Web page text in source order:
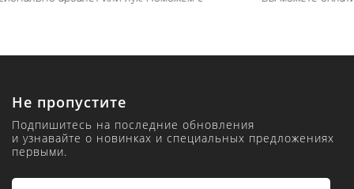
Не пропустите
Подпишитесь на последние обновления
и узнавайте о новинках и специальных предложениях
первыми.